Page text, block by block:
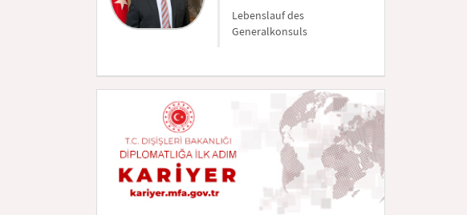
Lebenslauf des
Generalkonsuls